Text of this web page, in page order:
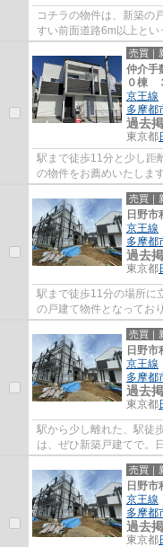
コチラの物件は、新築の
すい前面道路6m以上と
駅徒歩11分圏内の物件で
売買｜
仲介手
０棟
京王線
多摩都
過去
東京都
駅まで徒歩11分と少し距
の物件をお薦めいたしま
動産購入だからこそ、こ
売買｜
日野
京王線
多摩都
過去
東京都
駅まで徒歩11分の場所に
の戸建て物件となってお
申し付け下さい。日野市
売買｜
日野
京王線
多摩都
過去
東京都
駅から少し離れた、駅徒
は、ぜひ新築戸建てで。
周辺の物件も是非ご覧く
売買｜
日野
京王線
多摩都
過去
東京都